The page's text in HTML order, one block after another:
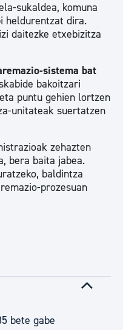
sukaldea, komuna
heldurentzat dira.
daitezke etxebizitza
sistema bat
bakoitzari
puntu gehien lortzen
unitateak suertatzen
zehazten
bera baita jabea.
baldintza
prozesuan
bete gabe